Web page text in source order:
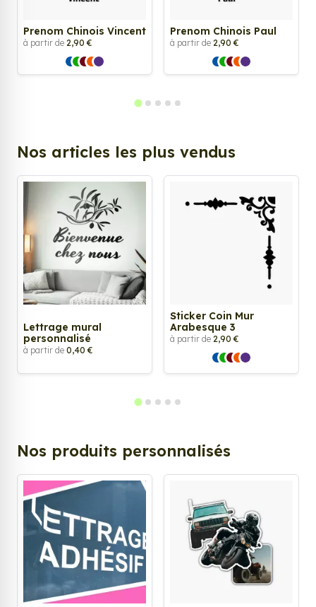
Prenom Chinois Vincent
à partir de 2,90 €
Prenom Chinois Paul
à partir de 2,90 €
Nos articles les plus vendus
Lettrage mural
personnalisé
à partir de 0,40 €
Sticker Coin Mur
Arabesque 3
à partir de 2,90 €
Nos produits personnalisés